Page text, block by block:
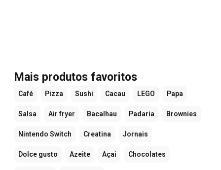
Mais produtos favoritos
Café Pizza Sushi Cacau LEGO Papa
Salsa Air fryer Bacalhau Padaria Brownies
Nintendo Switch Creatina Jornais
Dolce gusto Azeite Açai Chocolates